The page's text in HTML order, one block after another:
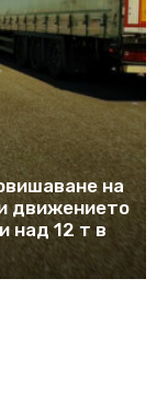
на
движението
над 12 т в